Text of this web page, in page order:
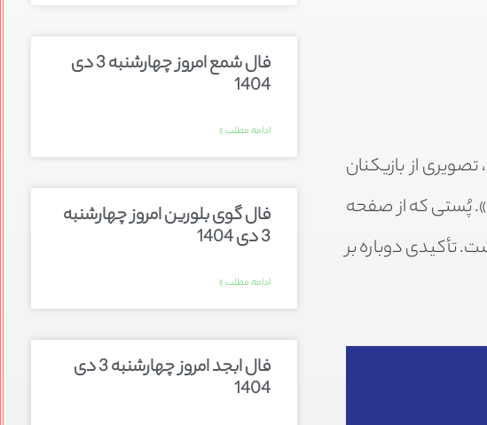
از بازیکنان
پُستی که از صفحه
تأکیدی دوباره بر
فال شمع امروز چهارشنبه 3 دی
1404
ادامه مطلب »
فال گوی بلورین امروز چهارشنبه
3 دی 1404
ادامه مطلب »
فال ابجد امروز چهارشنبه 3 دی
1404